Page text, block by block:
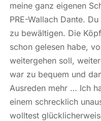
meine ganz eigenen
PRE-Wallach Dante.
zu bewältigen. Die
schon gelesen habe,
weitergehen soll,
war zu bequem und
Ausreden mehr … Ich
einem schrecklich
wolltest